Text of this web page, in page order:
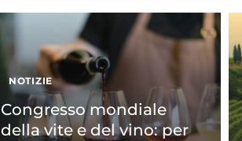
NOTIZIE
Congresso mondiale
della vite e del vino: per